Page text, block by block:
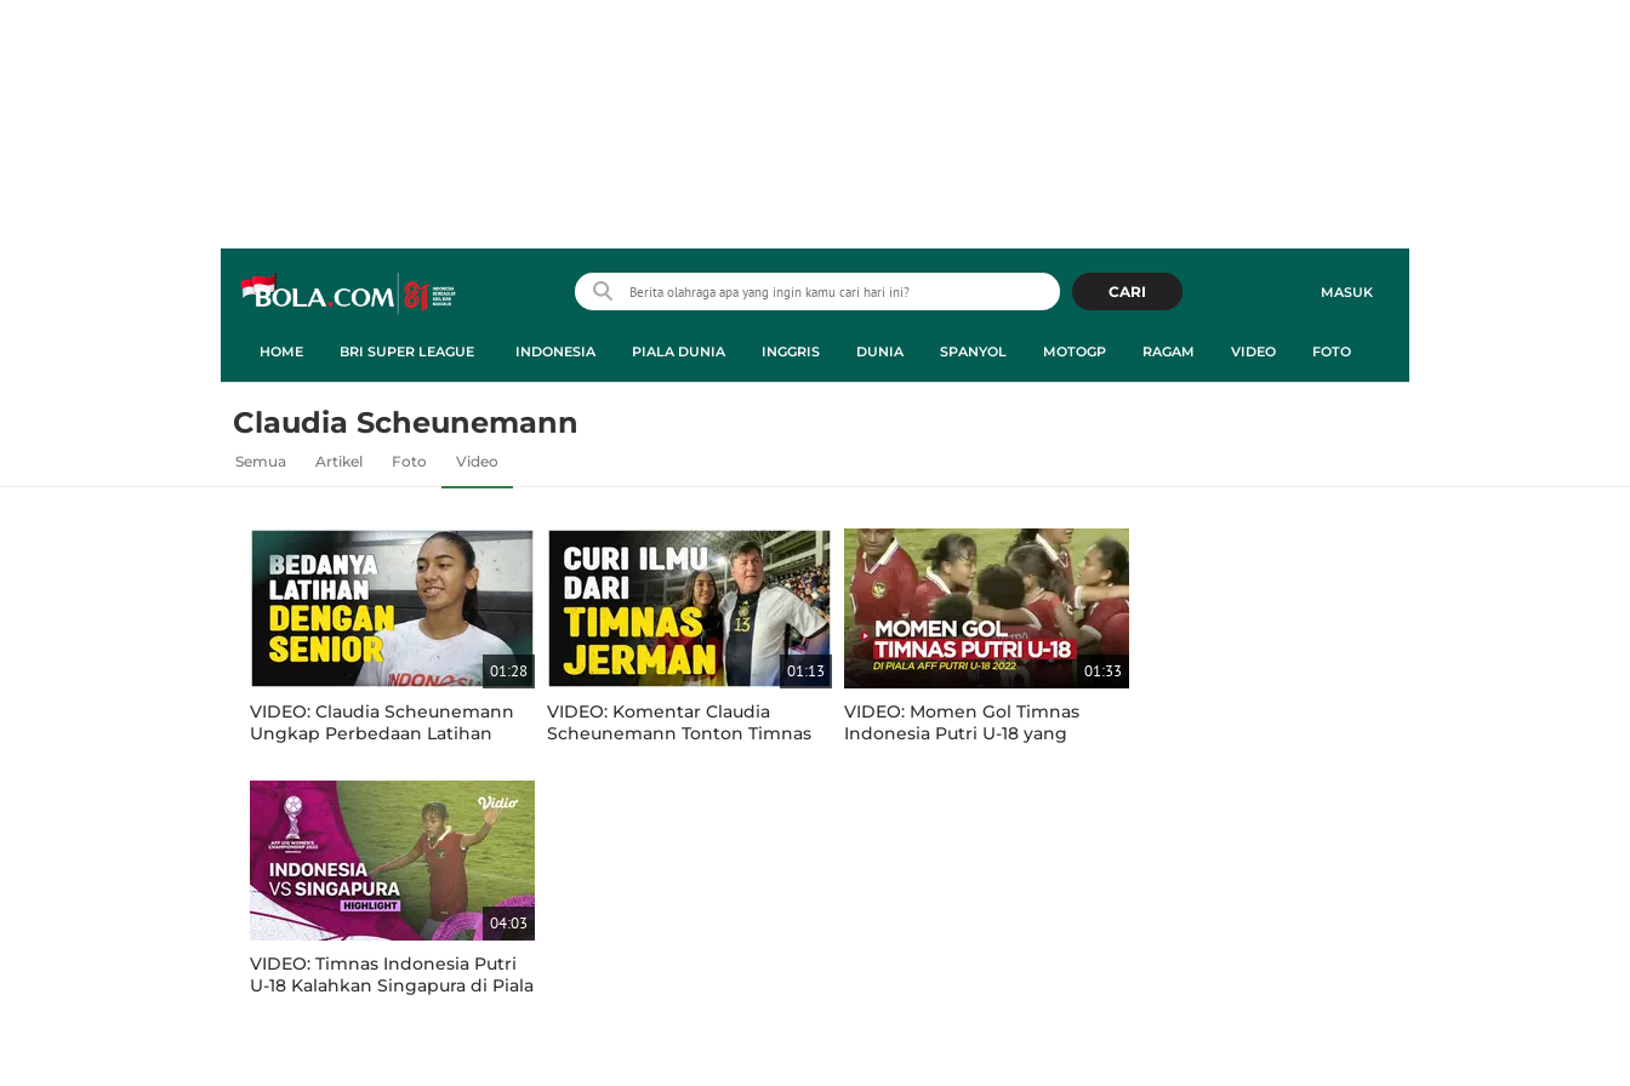
MASUK
CARI
HOME BRI SUPER LEAGUE INDONESIA PIALA DUNIA INGGRIS DUNIA SPANYOL MOTOGP RAGAM VIDEO FOTO
Claudia Scheunemann
Semua Artikel Foto Video
01:28
VIDEO: Claudia Scheunemann
Ungkap Perbedaan Latihan
dan U-17
01:13
VIDEO: Komentar Claudia
Scheunemann Tonton Timnas
01:33
VIDEO: Momen Gol Timnas
Indonesia Putri U-18 yang
04:03
VIDEO: Timnas Indonesia Putri
U-18 Kalahkan Singapura di Piala